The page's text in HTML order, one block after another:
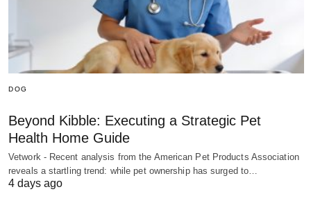
DOG
Beyond Kibble: Executing a Strategic Pet
Health Home Guide
Vetwork - Recent analysis from the American Pet Products Association
reveals a startling trend: while pet ownership has surged to…
4 days ago